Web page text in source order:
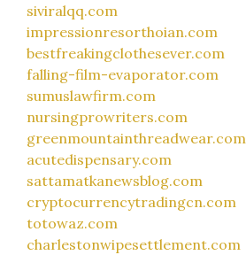
siviralqq.com
impressionresorthoian.com
bestfreakingclothesever.com
falling-film-evaporator.com
sumuslawfirm.com
nursingprowriters.com
greenmountainthreadwear.com
acutedispensary.com
sattamatkanewsblog.com
cryptocurrencytradingcn.com
totowaz.com
charlestonwipesettlement.com